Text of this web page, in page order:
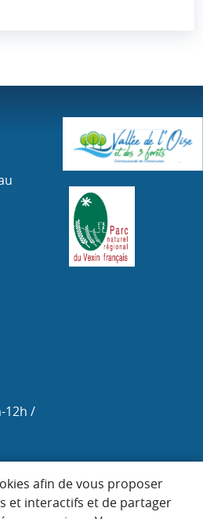
afin de vous proposer
et interactifs et de partager
12h /